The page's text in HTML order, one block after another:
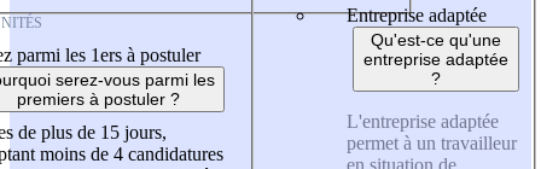
parmi les 1ers à postuler
serez-vous parmi les
premiers à postuler ?
de plus de 15 jours,
moins de 4 candidatures
Entreprise adaptée
Qu'est-ce qu'une
entreprise adaptée
?
L'entreprise adaptée
permet à un travailleur
en situation de